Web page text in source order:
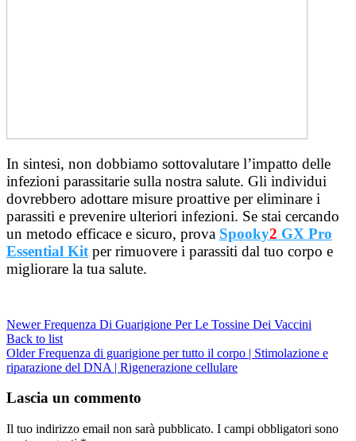
In sintesi, non dobbiamo sottovalutare l’impatto delle
infezioni parassitarie sulla nostra salute. Gli individui
dovrebbero adottare misure proattive per eliminare i
parassiti e prevenire ulteriori infezioni. Se stai cercando
un metodo efficace e sicuro, prova Spooky2 GX Pro
Essential Kit per rimuovere i parassiti dal tuo corpo e
migliorare la tua salute.
Newer Frequenza Di Guarigione Per Le Tossine Dei Vaccini
Back to list
Older Frequenza di guarigione per tutto il corpo | Stimolazione e
riparazione del DNA | Rigenerazione cellulare
Lascia un commento
Il tuo indirizzo email non sarà pubblicato. I campi obbligatori sono